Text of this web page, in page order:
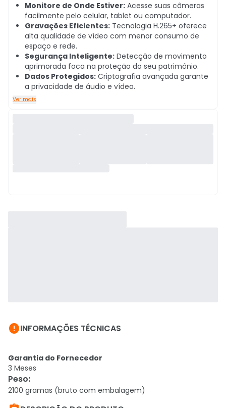
Monitore de Onde Estiver: Acesse suas câmeras
facilmente pelo celular, tablet ou computador.
Gravações Eficientes: Tecnologia H.265+ oferece
alta qualidade de vídeo com menor consumo de
espaço e rede.
Segurança Inteligente: Detecção de movimento
aprimorada foca na proteção do seu patrimônio.
Dados Protegidos: Criptografia avançada garante
a privacidade de áudio e vídeo.
Ver mais
INFORMAÇÕES TÉCNICAS
Garantia do Fornecedor
3 Meses
Peso:
2100 gramas (bruto com embalagem)